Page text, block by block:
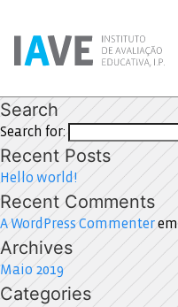
Search
Search for:
Recent Posts
Hello world!
Recent Comments
A WordPress Commenterem
Archives
Maio 2019
Categories